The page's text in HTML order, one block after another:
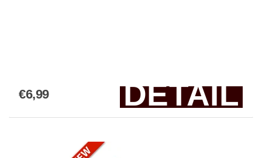
€6,99 DETAIL